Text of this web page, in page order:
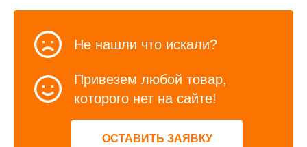
Не нашли что искали?
Привезем любой товар,
которого нет на сайте!
ОСТАВИТЬ ЗАЯВКУ